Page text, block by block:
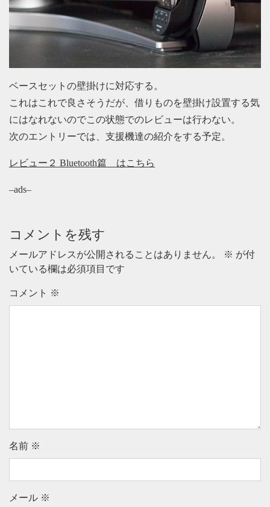
ベースセットの壁掛けに対応する。
これはこれで良さそうだが、借りものを壁掛け設置する気
にはなれないのでこの状態でのレビューは行わない。
次のエントリーでは、支援機達の紹介をする予定。
レビュー２ Bluetooth篇 はこちら
–ads–
コメントを残す
メールアドレスが公開されることはありません。 ※ が付
いている欄は必須項目です
コメント ※
名前 ※
メール ※